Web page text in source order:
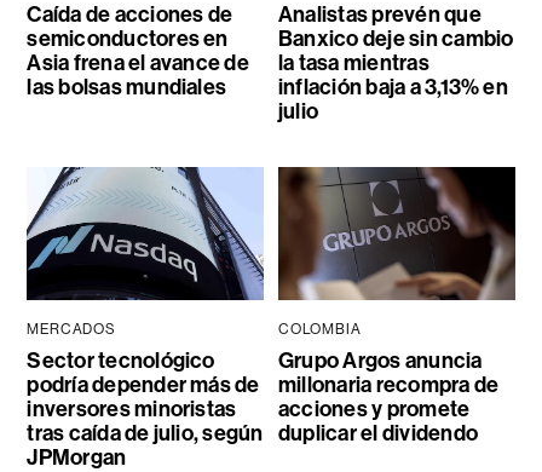
Caída de acciones de
semiconductores en
Asia frena el avance de
las bolsas mundiales
Analistas prevén que
Banxico deje sin cambio
la tasa mientras
inflación baja a 3,13% en
julio
MERCADOS
Sector tecnológico
podría depender más de
inversores minoristas
tras caída de julio, según
JPMorgan
COLOMBIA
Grupo Argos anuncia
millonaria recompra de
acciones y promete
duplicar el dividendo